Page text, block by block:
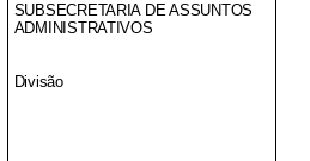
SUBSECRETARIA DE ASSUNTOS
ADMINISTRATIVOS
Divisão